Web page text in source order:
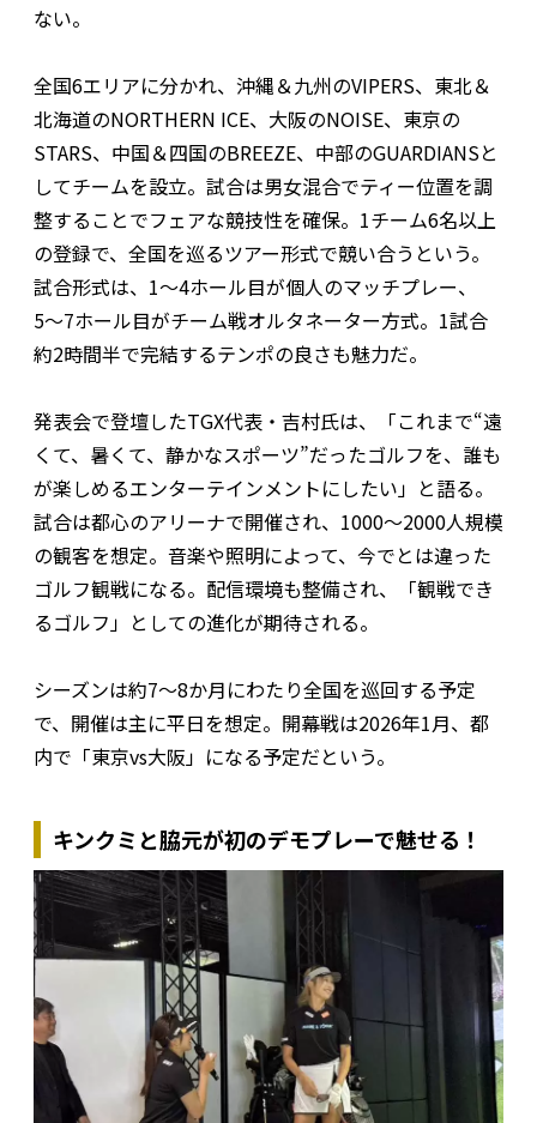
ない。
全国6エリアに分かれ、沖縄＆九州のVIPERS、東北＆
北海道のNORTHERN ICE、大阪のNOISE、東京の
STARS、中国＆四国のBREEZE、中部のGUARDIANSと
してチームを設立。試合は男女混合でティー位置を調
整することでフェアな競技性を確保。1チーム6名以上
の登録で、全国を巡るツアー形式で競い合うという。
試合形式は、1〜4ホール目が個人のマッチプレー、
5〜7ホール目がチーム戦オルタネーター方式。1試合
約2時間半で完結するテンポの良さも魅力だ。
発表会で登壇したTGX代表・吉村氏は、「これまで“遠
くて、暑くて、静かなスポーツ”だったゴルフを、誰も
が楽しめるエンターテインメントにしたい」と語る。
試合は都心のアリーナで開催され、1000〜2000人規模
の観客を想定。音楽や照明によって、今でとは違った
ゴルフ観戦になる。配信環境も整備され、「観戦でき
るゴルフ」としての進化が期待される。
シーズンは約7～8か月にわたり全国を巡回する予定
で、開催は主に平日を想定。開幕戦は2026年1月、都
内で「東京vs大阪」になる予定だという。
キンクミと脇元が初のデモプレーで魅せる！